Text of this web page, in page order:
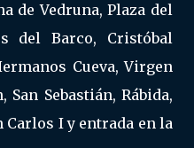
de Vedruna, Plaza del
del Barco, Cristóbal
Cueva, Virgen
Sebastián, Rábida,
Carlos I y entrada en la